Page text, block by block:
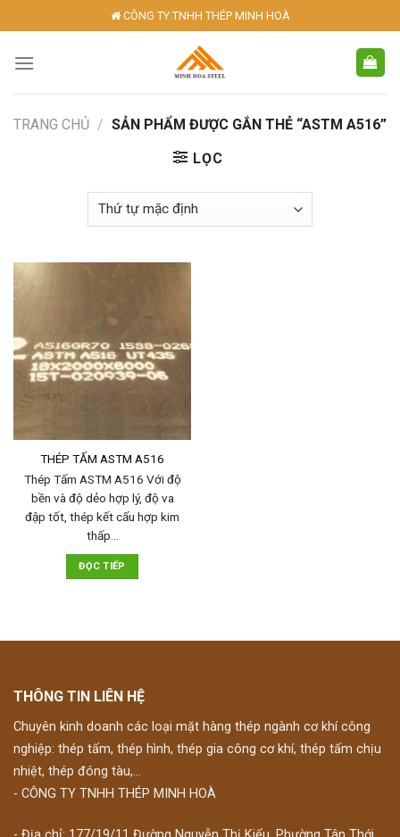
to
content
CÔNG TY TNHH THÉP MINH HOÀ
TRANG CHỦ / SẢN PHẨM ĐƯỢC GẮN THẺ “ASTM A516”
LỌC
THÉP TẤM ASTM A516
Thép Tấm ASTM A516 Với độ
bền và độ dẻo hợp lý, độ va
đập tốt, thép kết cấu hợp kim
thấp…
ĐỌC TIẾP
THÔNG TIN LIÊN HỆ
Chuyên kinh doanh các loại mặt hàng thép ngành cơ khí công
nghiệp: thép tấm, thép hình, thép gia công cơ khí, thép tấm chịu
nhiệt, thép đóng tàu,...
- CÔNG TY TNHH THÉP MINH HOÀ